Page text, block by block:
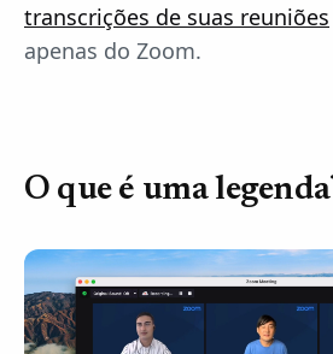
transcrições de suas reuniões
apenas do Zoom.
O que é uma